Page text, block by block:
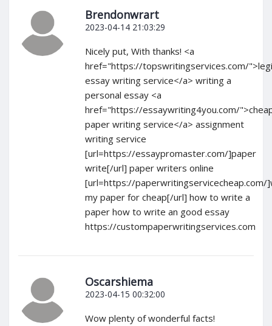
Brendonwrart
2023-04-14 21:03:29
Nicely put, With thanks! <a
href="https://topswritingservices.com/
essay writing service</a> writing a
personal essay <a
href="https://essaywriting4you.com/
paper writing service</a> assignment
writing service
[url=https://essaypromaster.com/]paper
write[/url] paper writers online
[url=https://paperwritingservicecheap.com/
my paper for cheap[/url] how to write a
paper how to write an good essay
https://custompaperwritingservices.com
Oscarshiema
2023-04-15 00:32:00
Wow plenty of wonderful facts!